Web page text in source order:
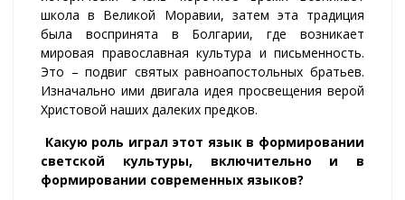
школа в Великой Моравии, затем эта традиция
была воспринята в Болгарии, где возникает
мировая православная культура и письменность.
Это – подвиг святых равноапостольных братьев.
Изначально ими двигала идея просвещения верой
Христовой наших далеких предков.
Какую роль играл этот язык в формировании
светской культуры, включительно и в
формировании современных языков?